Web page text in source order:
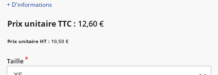
+ D'informations
Prix unitaire TTC : 12,60 €
Prix unitaire HT : 10,50 €
Taille